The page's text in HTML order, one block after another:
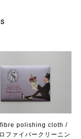
polishing cloth /
ファイバークリーニン